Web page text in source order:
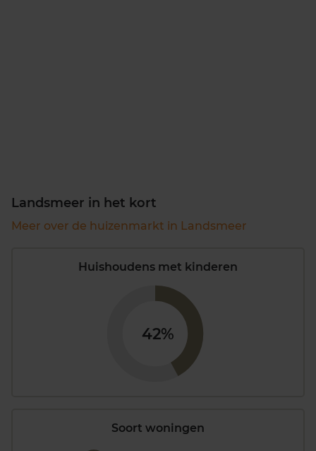
Landsmeer in het kort
Meer over de huizenmarkt in Landsmeer
Huishoudens met kinderen
42%
Soort woningen